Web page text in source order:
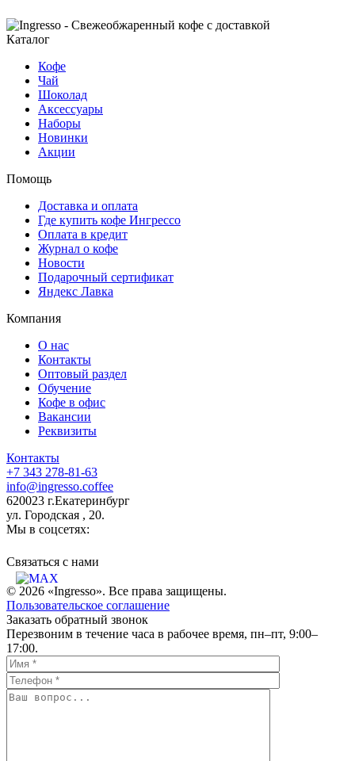
Каталог
Кофе
Чай
Шоколад
Аксессуары
Наборы
Новинки
Акции
Помощь
Доставка и оплата
Где купить кофе Ингрессо
Оплата в кредит
Журнал о кофе
Новости
Подарочный сертификат
Яндекс Лавка
Компания
О нас
Контакты
Оптовый раздел
Обучение
Кофе в офис
Вакансии
Реквизиты
Контакты
+7 343 278-81-63
info@ingresso.coffee
620023 г.Екатеринбург
ул. Городская , 20.
Мы в соцсетях:
Связаться c нами
© 2026 «Ingresso». Все права защищены.
Пользовательское соглашение
Заказать обратный звонок
Перезвоним в течение часа в рабочее время, пн–пт, 9:00–
17:00.